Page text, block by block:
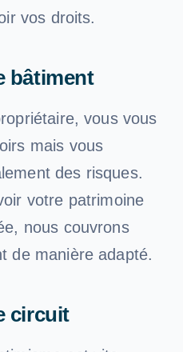
vos droits.
bâtiment
vous vous
mais vous
des risques.
votre patrimoine
nous couvrons
de manière adapté.
circuit